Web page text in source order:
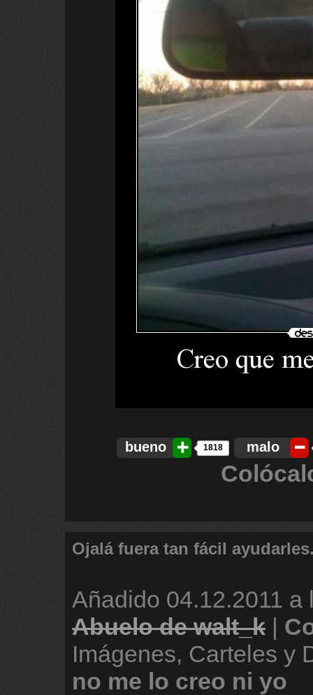
bueno 1818 malo
Ojalá fuera tan fácil
Añadido 04.12.2011 a
Abuelo de walt_k |
Imágenes, Carteles y
no me lo creo ni yo